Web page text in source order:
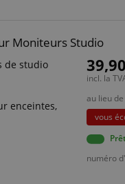
Moniteurs Studio
de studio
enceintes,
incl. la
au lieu de
vous
numéro